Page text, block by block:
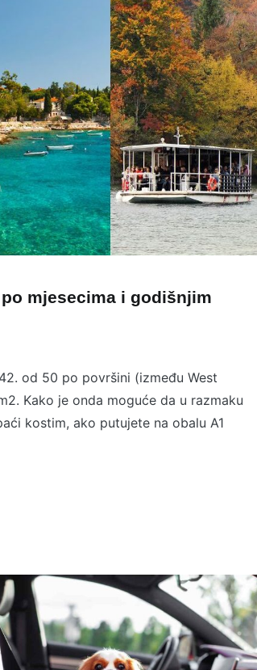
mjesecima i godišnjim
od 50 po površini (između West
Kako je onda moguće da u razmaku
kostim, ako putujete na obalu A1